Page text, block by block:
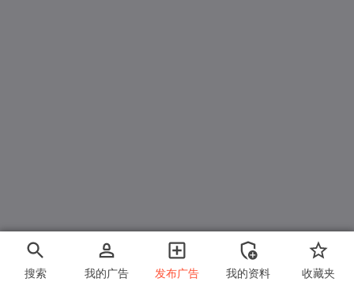
搜索 我的广告 发布广告 我的资料 收藏夹